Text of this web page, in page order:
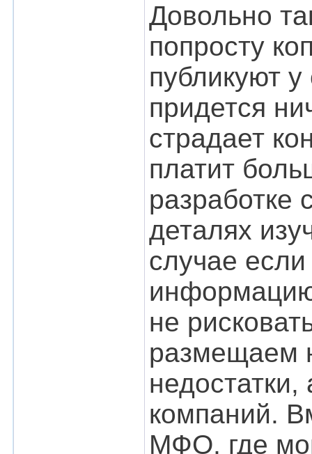
Довольно
попросту
публикуют
придется
страдает
платит
разработке
деталях
случае
не
размещаем
компаний.
МФО, где